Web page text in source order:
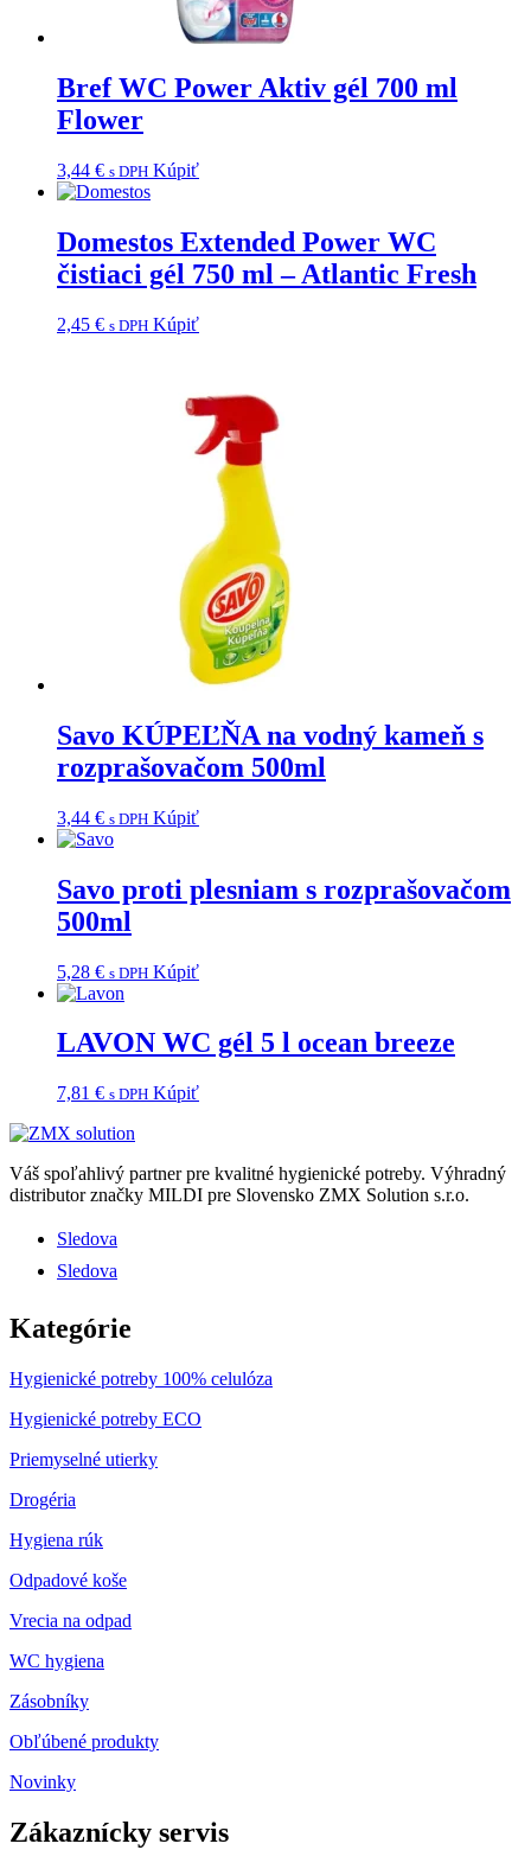
Bref WC Power Aktiv gél 700 ml
Flower
3,44 € s DPH Kúpiť
Domestos Extended Power WC
čistiaci gél 750 ml – Atlantic Fresh
2,45 € s DPH Kúpiť
Savo KÚPEĽŇA na vodný kameň s
rozprašovačom 500ml
3,44 € s DPH Kúpiť
Savo proti plesniam s rozprašovačom
500ml
5,28 € s DPH Kúpiť
LAVON WC gél 5 l ocean breeze
7,81 € s DPH Kúpiť
Váš spoľahlivý partner pre kvalitné hygienické potreby. Výhradný
distributor značky MILDI pre Slovensko ZMX Solution s.r.o.
Sledova
Sledova
Kategórie
Hygienické potreby 100% celulóza
Hygienické potreby ECO
Priemyselné utierky
Drogéria
Hygiena rúk
Odpadové koše
Vrecia na odpad
WC hygiena
Zásobníky
Obľúbené produkty
Novinky
Zákaznícky servis